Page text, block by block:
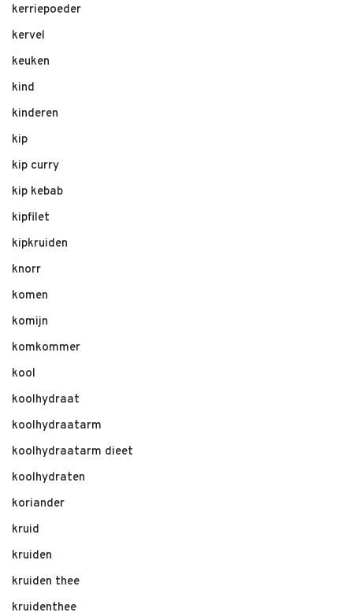
kerriepoeder
kervel
keuken
kind
kinderen
kip
kip curry
kip kebab
kipfilet
kipkruiden
knorr
komen
komijn
komkommer
kool
koolhydraat
koolhydraatarm
koolhydraatarm dieet
koolhydraten
koriander
kruid
kruiden
kruiden thee
kruidenthee